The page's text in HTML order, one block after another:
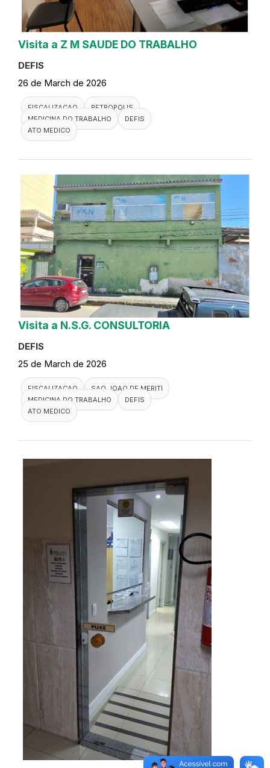
Visita a Z M SAUDE DO TRABALHO
DEFIS
26 de March de 2026
FISCALIZACAO
PETROPOLIS
MEDICINA DO TRABALHO
DEFIS
ATO MEDICO
Visita a N.S.G. CONSULTORIA
DEFIS
25 de March de 2026
FISCALIZACAO
SAO JOAO DE MERITI
MEDICINA DO TRABALHO
DEFIS
ATO MEDICO